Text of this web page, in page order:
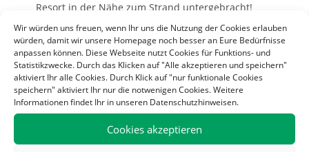
Wir würden uns freuen, wenn Ihr uns die Nutzung der Cookies erlauben
würden, damit wir unsere Homepage noch besser an Eure Bedürfnisse
anpassen können. Diese Webseite nutzt Cookies für Funktions- und
Statistikzwecke. Durch das Klicken auf "Alle akzeptieren und speichern"
aktiviert Ihr alle Cookies. Durch Klick auf "nur funktionale Cookies
speichern" aktiviert Ihr nur die notwenigen Cookies. Weitere
Informationen findet Ihr in unseren Datenschutzhinweisen.
Cookies akzeptieren
Resort in der Nähe zum Strand untergebracht!
Ihr habt die Chance, euch anschließend zusätzlich
zur Post Congress Tour (PCT) anzumelden, die euch
u.a. auf eine gemeinsame Reise in die Hauptstadt
Kairo begleitet!
Wie viel kostet die Teilnahme?
1st Phase: 12.05.-10.06.2022 440€